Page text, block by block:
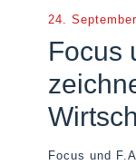
24.
Focus
Focus und